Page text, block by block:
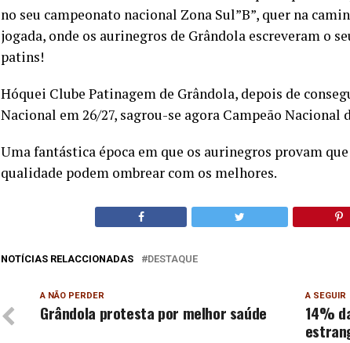
no seu campeonato nacional Zona Sul”B”, quer na
jogada, onde os aurinegros de Grândola escreveram o
patins!
Hóquei Clube Patinagem de Grândola, depois de
Nacional em 26/27, sagrou-se agora Campeão Nacional
Uma fantástica época em que os aurinegros provam
qualidade podem ombrear com os melhores.
NOTÍCIAS RELACCIONADAS DESTAQUE
A SEGUIR
14%
A NÃO PERDER
Grândola protesta por melhor saúde